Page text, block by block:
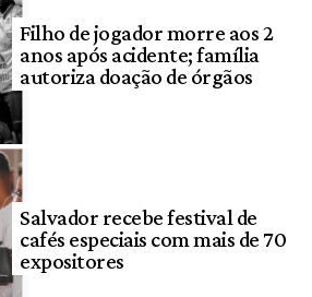
Filho de jogador morre aos 2
anos após acidente; família
autoriza doação de órgãos
Salvador recebe festival de
cafés especiais com mais de 70
expositores